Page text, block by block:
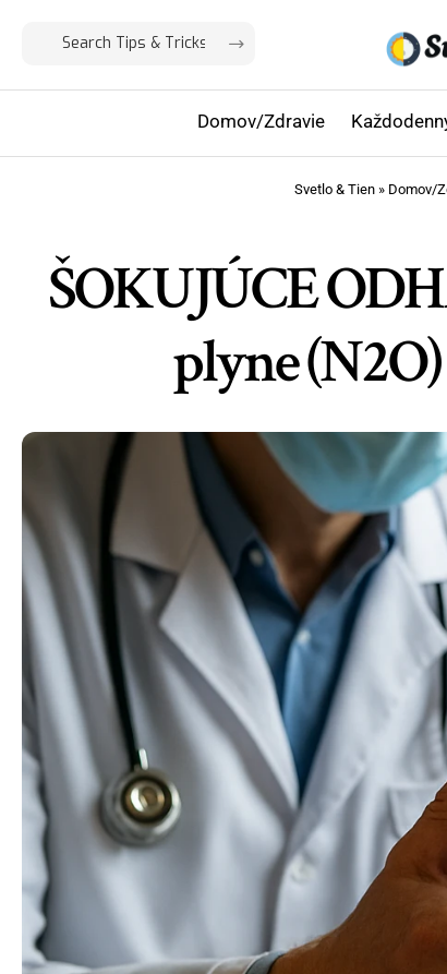
Domov/Zdravie
Svetlo & Tien » Domov/
ŠOKUJÚCE
plyne